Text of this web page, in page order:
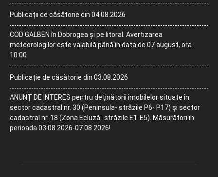
Publicații de căsătorie din 04.08.2026
COD GALBEN în Dobrogea și pe litoral. Avertizarea
meteorologilor este valabilă până în data de 07 august, ora
10:00
Publicație de căsătorie din 03.08.2026
ANUNȚ DE INTERES pentru deținătorii imobilelor situate în
sector cadastral nr. 30 (Peninsula- străzile P6- P17) și sector
cadastral nr. 18 (Zona Ecluză- străzile E1-E5). Măsurători în
perioada 03.08.2026-07.08.2026!